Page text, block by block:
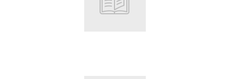
Root